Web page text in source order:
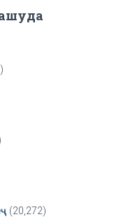
(20,272)